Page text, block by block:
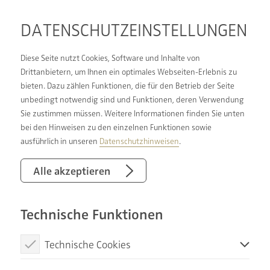
DATENSCHUTZ­EINSTELLUNGEN
Diese Seite nutzt Cookies, Software und Inhalte von
Drittanbietern, um Ihnen ein optimales Webseiten-Erlebnis zu
bieten. Dazu zählen Funktionen, die für den Betrieb der Seite
unbedingt notwendig sind und Funktionen, deren Verwendung
Sie zustimmen müssen. Weitere Informationen finden Sie unten
bei den Hinweisen zu den einzelnen Funktionen sowie
ausführlich in unseren Datenschutzhinweisen.
Alle akzeptieren
Technische Funktionen
Technische Cookies
ZUHÖREN,
UMSETZEN,
GLÜCKLICH
MACHEN.